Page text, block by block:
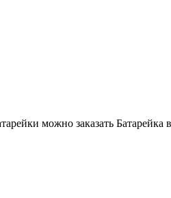
можно заказать